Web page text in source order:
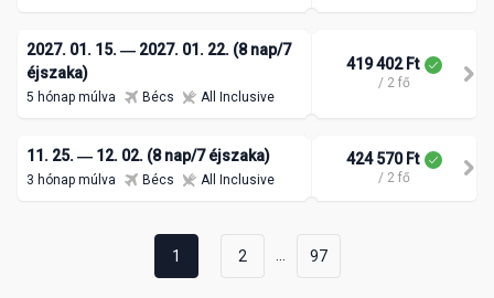
2027. 01. 15. ― 2027. 01. 22. (8 nap/7
éjszaka)
5 hónap múlva Bécs All Inclusive
419 402 Ft
/ 2 fő
11. 25. ― 12. 02. (8 nap/7 éjszaka)
3 hónap múlva Bécs All Inclusive
424 570 Ft
/ 2 fő
1 2 ... 97